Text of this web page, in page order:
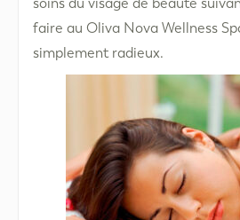
faire au Oliva Nova Wellness
simplement radieux.